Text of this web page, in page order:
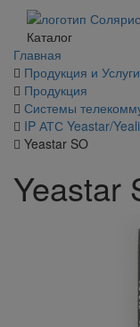
Каталог
Главная
Продукция и Услуги
Продукция
Системы
IP АТС Yeastar/
Yeastar SO
Yeastar